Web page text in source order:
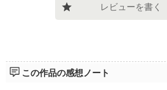
レビューを書く
この作品の感想ノート